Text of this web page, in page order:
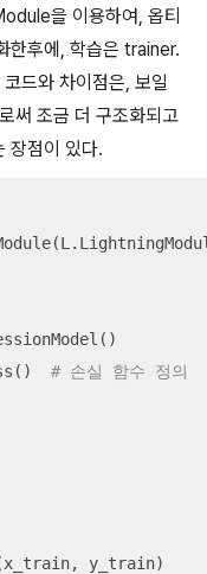
을 이용하여, 옵티
한후에, 학습은 trainer.
드와 차이점은, 보일
써 조금 더 구조화되고
장점이 있다.
# 손실 함수 정의
y_train)